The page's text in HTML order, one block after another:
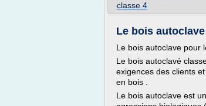
classe 4
Le bois autoclave
Le bois autoclave pour
Le bois autoclavé
exigences des clients
en bois .
Le bois autoclave est